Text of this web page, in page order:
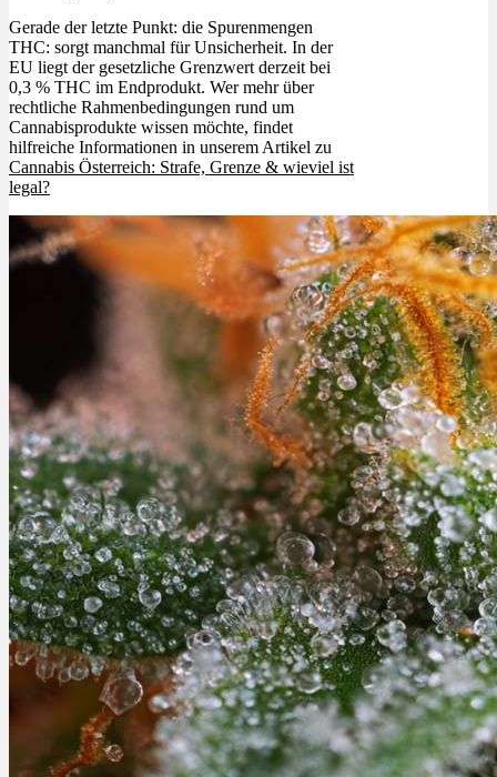
Gerade der letzte Punkt: die Spurenmengen
THC: sorgt manchmal für Unsicherheit. In der
EU liegt der gesetzliche Grenzwert derzeit bei
0,3 % THC im Endprodukt. Wer mehr über
rechtliche Rahmenbedingungen rund um
Cannabisprodukte wissen möchte, findet
hilfreiche Informationen in unserem Artikel zu
Cannabis Österreich: Strafe, Grenze & wieviel ist
legal?